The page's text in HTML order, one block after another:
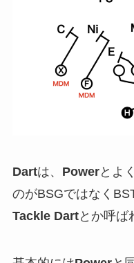
Dartは、 Powerとよ
のがBSGではなく
Tackle Dartとか呼ば